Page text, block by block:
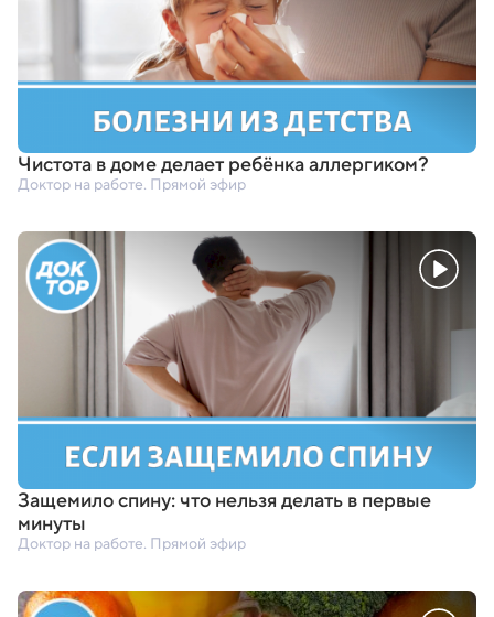
Чистота в доме делает ребёнка аллергиком?
Доктор на работе. Прямой эфир
Защемило спину: что нельзя делать в первые
минуты
Доктор на работе. Прямой эфир